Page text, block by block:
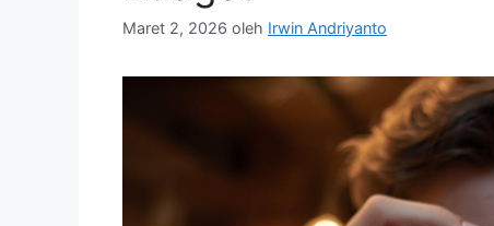
Maret 2, 2026 oleh Irwin Andriyanto